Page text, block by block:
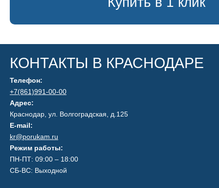
КОНТАКТЫ В КРАСНОДАРЕ
Телефон:
+7(861)991-00-00
Адрес:
Краснодар, ул. Волгоградская, д.125
E-mail:
kr@porukam.ru
Режим работы:
ПН-ПТ: 09:00 – 18:00
СБ-ВС: Выходной